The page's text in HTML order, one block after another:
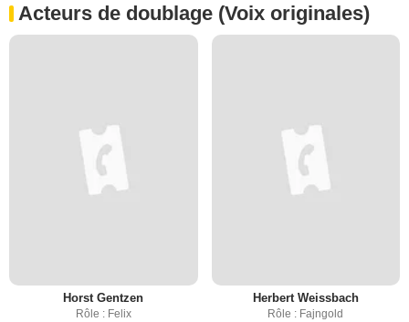
Acteurs de doublage (Voix originales)
Horst Gentzen
Rôle : Felix
Herbert Weissbach
Rôle : Fajngold